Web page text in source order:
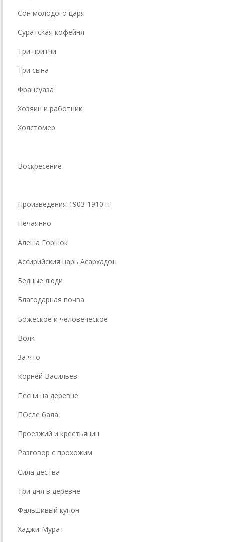
Сон молодого царя
Суратская кофейня
Три притчи
Три сына
Франсуаза
Хозяин и работник
Холстомер
Воскресение
Произведения 1903-1910 гг
Нечаянно
Алеша Горшок
Ассирийския царь Асархадон
Бедные люди
Благодарная почва
Божеское и человеческое
Волк
За что
Корней Васильев
Песни на деревне
ПОсле бала
Проезжий и крестьянин
Разговор с прохожим
Сила дества
Три дня в деревне
Фальшивый купон
Хаджи-Мурат